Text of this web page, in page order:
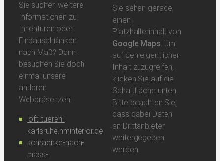
Sie suchen weitere
Informationen zu
Innentüren oder
Einbauschränken
nach Maß? Dann
besuchen Sie doch
einmal unsere
anderen
Webpräsenzen:
loft-tueren-
karlsruhe.hminterior.de
schraenke-nach-
mass-
Sie sehen gerade
einen
Platzhalterinhalt von
Google Maps. Um
auf den eigentlichen
Inhalt zuzugreifen,
klicken Sie auf die
Schaltfläche unten.
Bitte beachten Sie,
dass dabei Daten
an Drittanbieter
weitergegeben
werden.